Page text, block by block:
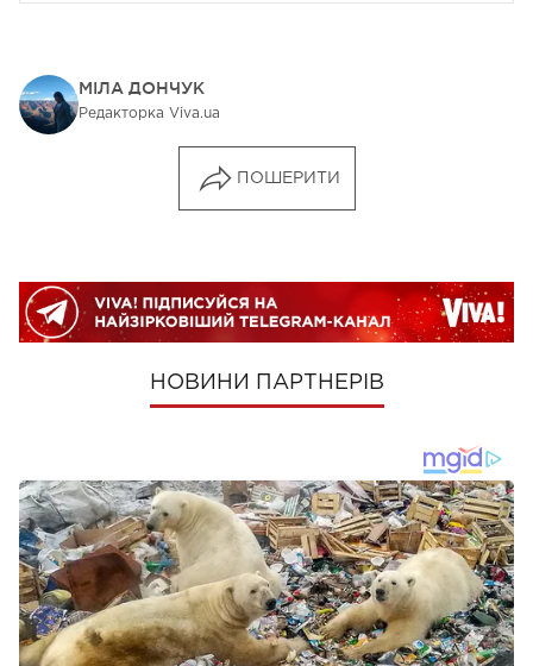
МІЛА ДОНЧУК
Редакторка Viva.ua
ПОШЕРИТИ
НОВИНИ ПАРТНЕРІВ